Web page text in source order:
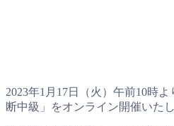
2023年1月17日（火）午前10時
断中級」をオンライン開催いたし